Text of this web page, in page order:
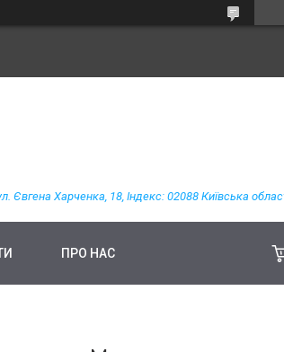
Євгена Харченка, 18, Індекс: 02088 Київська
ПРО НАС